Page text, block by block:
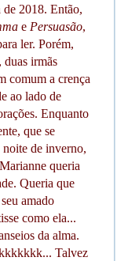
de 2018. Então,
e Persuasão,
ler. Porém,
irmãs
comum a crença
ao lado de
Enquanto
que se
noite de inverno,
queria
Queria que
amado
como ela...
da alma.
Talvez